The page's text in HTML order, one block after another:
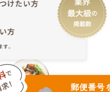
郵便番号